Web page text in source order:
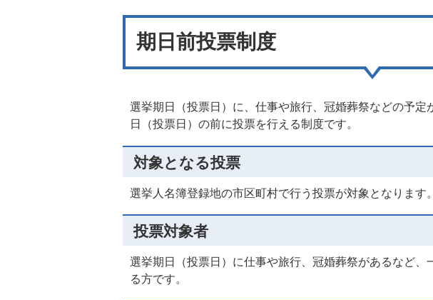
期日前投票制度
選挙期日（投票日）に、仕事や旅行、冠婚葬祭などの予定
日（投票日）の前に投票を行える制度です。
対象となる投票
選挙人名簿登録地の市区町村で行う投票が対象となります。
投票対象者
選挙期日（投票日）に仕事や旅行、冠婚葬祭があるなど
る方です。